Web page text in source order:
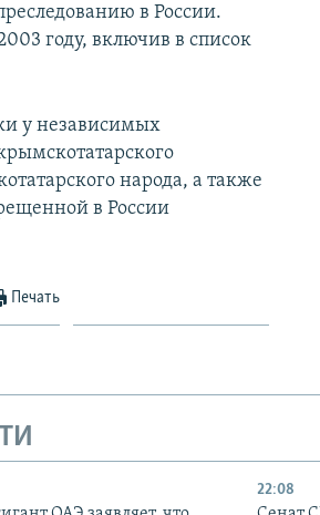
в России.
году, включив в список
у независимых
народа, а также
в России
Печать
22:08